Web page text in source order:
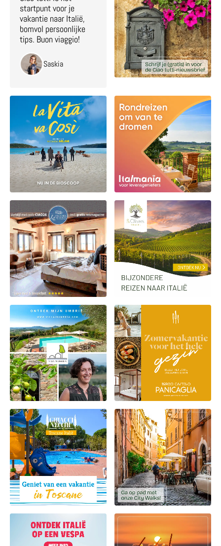
startpunt voor je
vakantie naar Italië,
bomvol persoonlijke
tips. Buon viaggio!
Saskia